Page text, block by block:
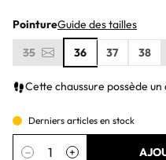
PointureGuide des tailles
35
36 37 38
Cette chaussure possède
Derniers articles en stock
Quantité
− +